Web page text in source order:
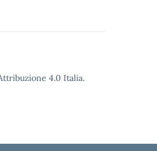
4.0 Italia.